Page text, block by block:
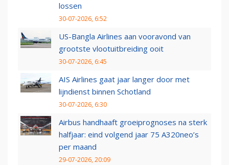
lossen
30-07-2026, 6:52
US-Bangla Airlines aan vooravond van
grootste vlootuitbreiding ooit
30-07-2026, 6:45
AIS Airlines gaat jaar langer door met
lijndienst binnen Schotland
30-07-2026, 6:30
Airbus handhaaft groeiprognoses na sterk
halfjaar: eind volgend jaar 75 A320neo’s
per maand
29-07-2026, 20:09